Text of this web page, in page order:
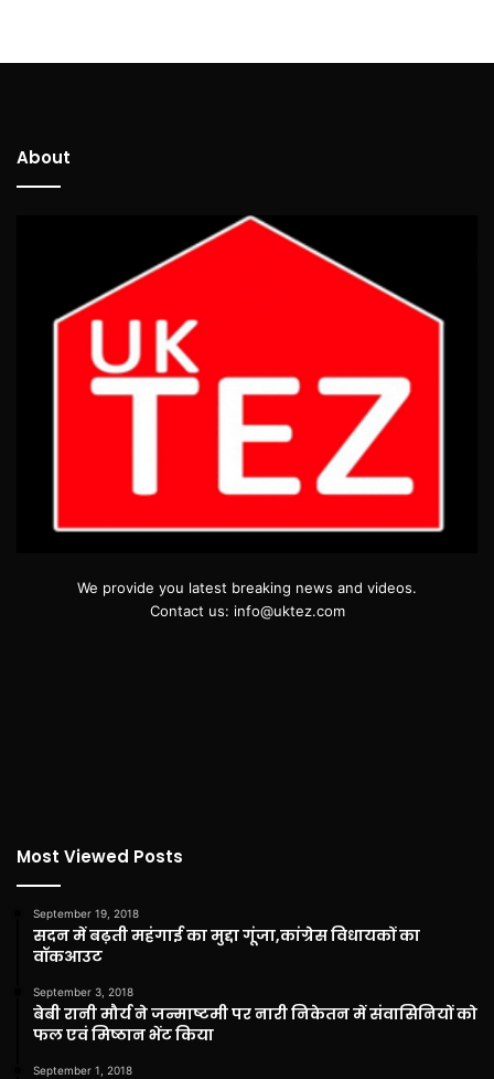
About
We provide you latest breaking news and videos.
Contact us: info@uktez.com
Most Viewed Posts
September 19, 2018
सदन में बढ़ती महंगाई का मुद्दा गूंजा,कांग्रेस विधायकों का
वॉकआउट
September 3, 2018
बेबी रानी मौर्य ने जन्माष्टमी पर नारी निकेतन में संवासिनियों को
फल एवं मिष्ठान भेंट किया
September 1, 2018